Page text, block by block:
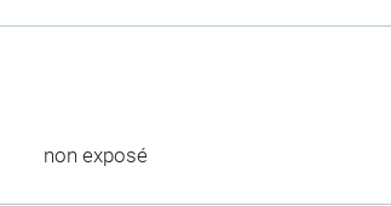
non exposé